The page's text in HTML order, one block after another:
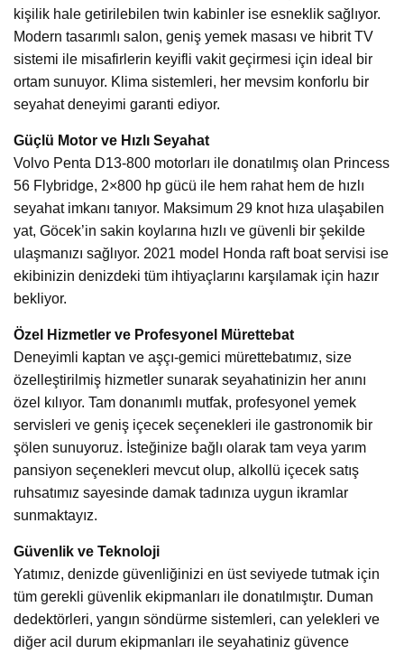
kişilik hale getirilebilen twin kabinler ise esneklik sağlıyor.
Modern tasarımlı salon, geniş yemek masası ve hibrit TV
sistemi ile misafirlerin keyifli vakit geçirmesi için ideal bir
ortam sunuyor. Klima sistemleri, her mevsim konforlu bir
seyahat deneyimi garanti ediyor.
Güçlü Motor ve Hızlı Seyahat
Volvo Penta D13-800 motorları ile donatılmış olan Princess
56 Flybridge, 2×800 hp gücü ile hem rahat hem de hızlı
seyahat imkanı tanıyor. Maksimum 29 knot hıza ulaşabilen
yat, Göcek’in sakin koylarına hızlı ve güvenli bir şekilde
ulaşmanızı sağlıyor. 2021 model Honda raft boat servisi ise
ekibinizin denizdeki tüm ihtiyaçlarını karşılamak için hazır
bekliyor.
Özel Hizmetler ve Profesyonel Mürettebat
Deneyimli kaptan ve aşçı-gemici mürettebatımız, size
özelleştirilmiş hizmetler sunarak seyahatinizin her anını
özel kılıyor. Tam donanımlı mutfak, profesyonel yemek
servisleri ve geniş içecek seçenekleri ile gastronomik bir
şölen sunuyoruz. İsteğinize bağlı olarak tam veya yarım
pansiyon seçenekleri mevcut olup, alkollü içecek satış
ruhsatımız sayesinde damak tadınıza uygun ikramlar
sunmaktayız.
Güvenlik ve Teknoloji
Yatımız, denizde güvenliğinizi en üst seviyede tutmak için
tüm gerekli güvenlik ekipmanları ile donatılmıştır. Duman
dedektörleri, yangın söndürme sistemleri, can yelekleri ve
diğer acil durum ekipmanları ile seyahatiniz güvence